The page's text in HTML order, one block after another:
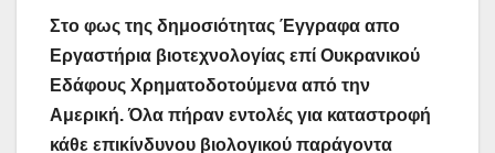
Στο φως της δημοσιότητας Έγγραφα απο
Εργαστήρια βιοτεχνολογίας επί Ουκρανικού
Εδάφους Χρηματοδοτούμενα από την
Αμερική. Όλα πήραν εντολές για καταστροφή
κάθε επικίνδυνου βιολογικού παράγοντα